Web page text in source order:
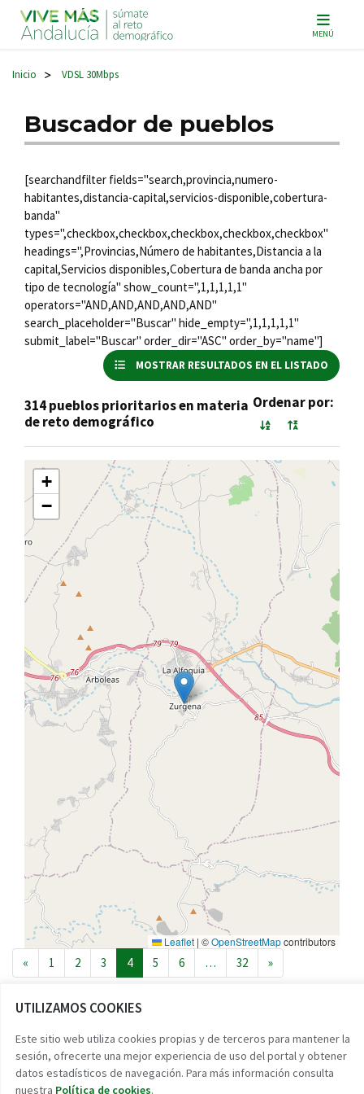
UTILIZAMOS COOKIES
Este sitio web utiliza cookies propias y de terceros para mantener la
sesión, ofrecerte una mejor experiencia de uso del portal y obtener
datos estadísticos de navegación. Para más información consulta
nuestra Política de cookies.
Navegación principal MENÚ
Inicio > VDSL 30Mbps
Buscador de pueblos
[searchandfilter fields="search,provincia,numero-
habitantes,distancia-capital,servicios-disponible,cobertura-
banda"
types=",checkbox,checkbox,checkbox,checkbox,checkbox"
headings=",Provincias,Número de habitantes,Distancia a la
capital,Servicios disponibles,Cobertura de banda ancha por
tipo de tecnología" show_count=",1,1,1,1,1"
operators="AND,AND,AND,AND,AND"
search_placeholder="Buscar" hide_empty=",1,1,1,1,1"
submit_label="Buscar" order_dir="ASC" order_by="name"]
MOSTRAR RESULTADOS EN EL LISTADO
314 pueblos prioritarios en materia
de reto demográfico
Ordenar por:
+
−
Leaflet | ©OpenStreetMapcontributors
Navegación de entradas
« 1 2 3 4 5 6 … 32 »
Reto demográfico
Encuentra tu pueblo